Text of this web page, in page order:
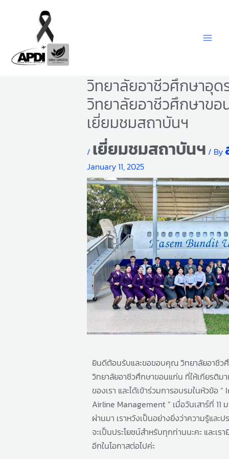
content
วิทยาลัยอาชีวศึกษาอุด
วิทยาลัยอาชีวศึกษาขอ
เยี่ยมชมสถาบันฯ
/ เยี่ยมชมสถาบันฯ / By
January 11, 2025
ยินดีต้อนรับและขอขอบคุณ วิทยาลัยอาชีว
วิทยาลัยอาชีวศึกษาขอนแก่น ที่ให้เกียรติม
ของเรา และได้เข้าร่วมการอบรมในหัวข้อ
Airline Management ” เมื่อวันเสาร์ที่ 11
ผ่านมา เราหวังเป็นอย่างยิ่งว่าความรู้และ
จะเป็นประโยชน์สำหรับทุกท่านนะคะ และเร
อีกในโอกาสต่อไปค่ะ